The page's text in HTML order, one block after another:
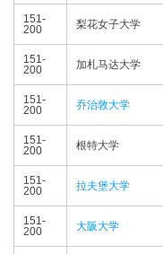
151-
200
梨花女子大学
151-
200
加札马达大学
151-
200
乔治敦大学
151-
200
根特大学
151-
200
拉夫堡大学
151-
200
大阪大学